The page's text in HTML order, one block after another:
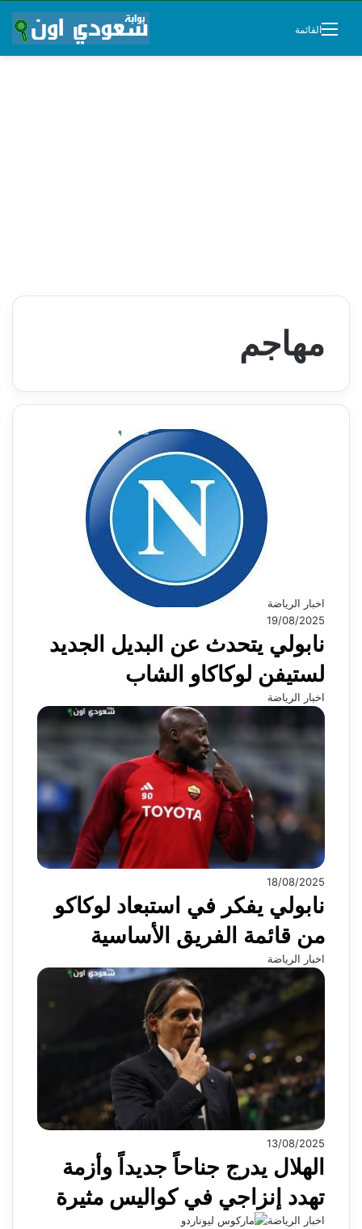
القائمة
مهاجم
اخبار الرياضة
19/08/2025
نابولي يتحدث عن البديل الجديد
لستيفن لوكاكاو الشاب
اخبار الرياضة
18/08/2025
نابولي يفكر في استبعاد لوكاكو
من قائمة الفريق الأساسية
اخبار الرياضة
13/08/2025
الهلال يدرج جناحاً جديداً وأزمة
تهدد إنزاجي في كواليس مثيرة
اخبار الرياضة